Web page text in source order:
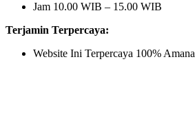
Jam 10.00 WIB – 15.00 WIB
Terjamin Terpercaya:
Website Ini Terpercaya 100%